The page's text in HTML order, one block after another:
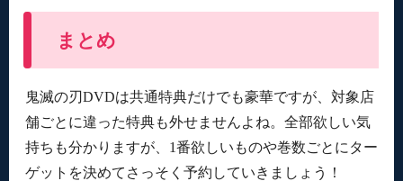
まとめ
鬼滅の刃DVDは共通特典だけでも豪華ですが、対象店
舗ごとに違った特典も外せませんよね。全部欲しい気
持ちも分かりますが、1番欲しいものや巻数ごとにター
ゲットを決めてさっそく予約していきましょう！